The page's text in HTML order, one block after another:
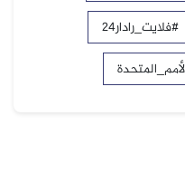
#فلايت_رادار24